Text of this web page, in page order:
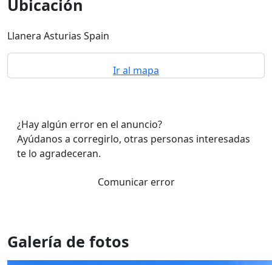
Ubicación
Llanera Asturias Spain
Ir al mapa
¿Hay algún error en el anuncio?
Ayúdanos a corregirlo, otras personas interesadas
te lo agradeceran.
Comunicar error
Galería de fotos